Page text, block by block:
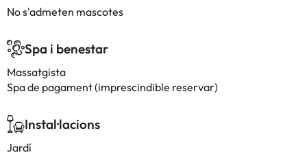
No s'admeten mascotes
Spa i benestar
Massatgista
Spa de pagament (imprescindible reservar)
Instal·lacions
Jardí